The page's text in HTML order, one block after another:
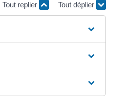
Tout replier Tout déplier